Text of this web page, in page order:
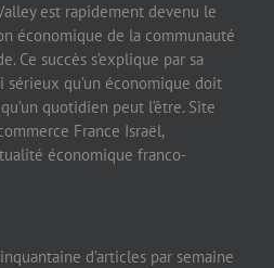
est rapidement devenu le
économique de la communauté
Ce succès s’explique par sa
sérieux qu’un économique doit
quotidien peut l’être. Site
France Israël,
économique franco-
d’articles par semaine